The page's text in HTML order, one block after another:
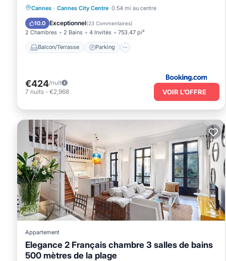
Cannes · Cannes City Centre 0.54 mi au centre
10.0 Exceptionnel(23 Commentaires)
2 Chambres 2 Bains 4 Invités 753.47 pi²
Balcon/Terrasse Parking
Balcon/Terrasse
Parking
Climatisation
Internet
€424/nuit
7 nuits - €2,968 VOIR L’OFFRE
Appartement
Elegance 2 Français chambre 3 salles de bains
500 mètres de la plage